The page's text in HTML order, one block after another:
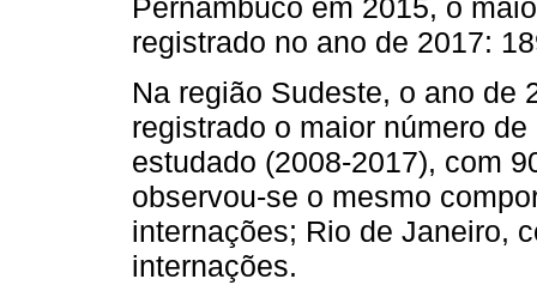
Pernambuco em 2015, o
registrado no ano de 2017:
Na região Sudeste, o ano de
registrado o maior número
estudado (2008-2017), com
observou-se o mesmo
internações; Rio de Janeiro,
internações.